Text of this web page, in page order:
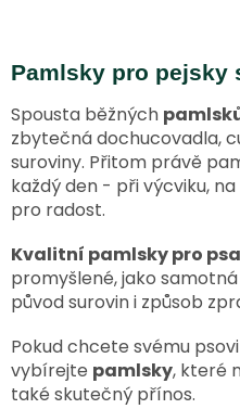
Pamlsky pro pejsky
Spousta běžných
zbytečná dochucovadla,
suroviny. Přitom právě
každý den - při výcviku,
pro radost.
Kvalitní pamlsky pro psa
promyšlené, jako
původ surovin i způsob
Pokud chcete svému
vybírejte pamlsky, které
také skutečný přínos.